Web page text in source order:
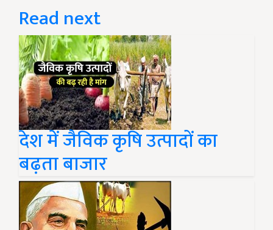
Read next
देश में जैविक कृषि उत्पादों का
बढ़ता बाजार